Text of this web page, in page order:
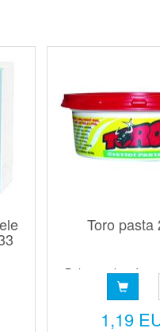
Toro pasta
Balenie v kartóne:
1,19